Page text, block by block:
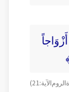
الآية : 21 )